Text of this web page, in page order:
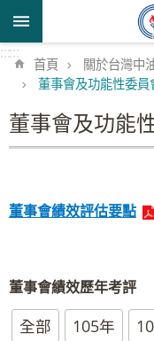
跳到主要內容區塊
::::::
首頁 關於台灣中
董事會及功能性委員
董事會及功能
董事會績效評估要點
董事會績效歷年考評
全部 105年